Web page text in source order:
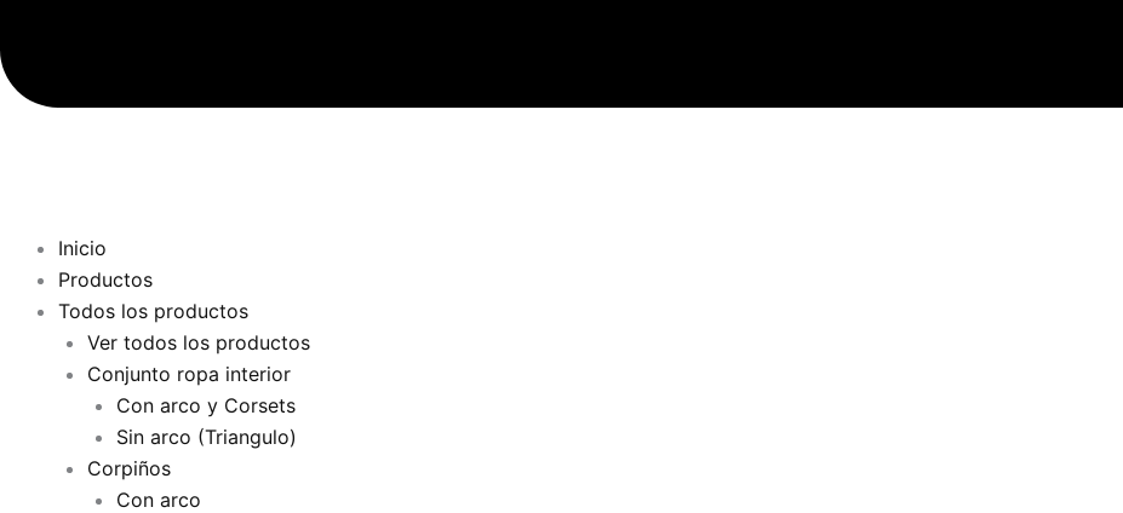
Inicio
Productos
Todos los productos
Ver todos los productos
Conjunto ropa interior
Con arco y Corsets
Sin arco (Triangulo)
Corpiños
Con arco